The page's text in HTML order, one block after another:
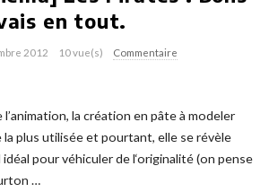
en tout.
2012 10 vue(s) Commentaire
la création en pâte à modeler
la plus utilisée et pourtant, elle se révèle
pour véhiculer de l‘originalité (on pense
…